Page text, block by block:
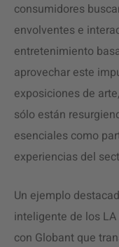
consumidores
envolventes e
entretenimiento
aprovechar este
exposiciones de
sólo están
esenciales como
experiencias del
Un ejemplo
inteligente de los
con Globant que